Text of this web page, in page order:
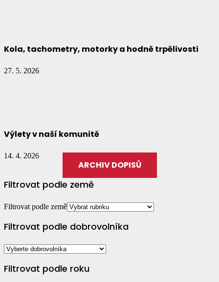
Kola, tachometry, motorky a hodně trpělivosti
27. 5. 2026
Výlety v naší komunitě
14. 4. 2026
ARCHIV DOPISŮ
Filtrovat podle země
Filtrovat podle země
Filtrovat podle dobrovolníka
Filtrovat podle roku